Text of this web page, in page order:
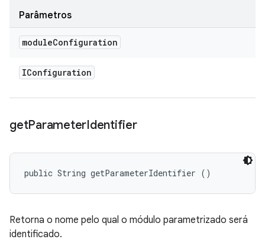
Parâmetros
moduleConfiguration
IConfiguration
getParameterIdentifier
public String getParameterIdentifier ()
Retorna o nome pelo qual o módulo parametrizado será
identificado.